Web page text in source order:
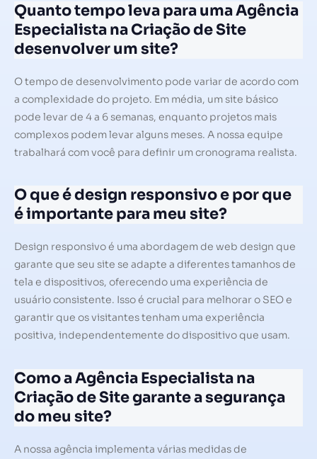
Quanto tempo leva para uma Agência
Especialista na Criação de Site
desenvolver um site?
O tempo de desenvolvimento pode variar de acordo com
a complexidade do projeto. Em média, um site básico
pode levar de 4 a 6 semanas, enquanto projetos mais
complexos podem levar alguns meses. A nossa equipe
trabalhará com você para definir um cronograma realista.
O que é design responsivo e por que
é importante para meu site?
Design responsivo é uma abordagem de web design que
garante que seu site se adapte a diferentes tamanhos de
tela e dispositivos, oferecendo uma experiência de
usuário consistente. Isso é crucial para melhorar o SEO e
garantir que os visitantes tenham uma experiência
positiva, independentemente do dispositivo que usam.
Como a Agência Especialista na
Criação de Site garante a segurança
do meu site?
A nossa agência implementa várias medidas de